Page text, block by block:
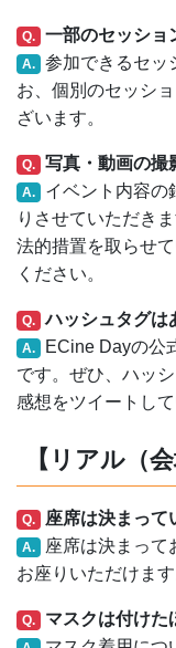
Q. 一部のセッショ
A. 参加できるセッ
お、個別のセッシ
ざいます。
Q. 写真・動画の撮
A. イベント内容の
りさせていただき
法的措置を取らせ
ください。
Q. ハッシュタグは
A. ECine Dayの公
です。ぜひ、ハッ
感想をツイートし
【リアル（
Q. 座席は決まって
A. 座席は決まって
お座りいただけます
Q. マスクは付けた